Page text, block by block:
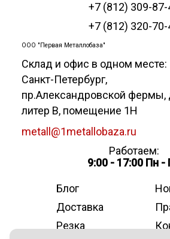
+7 (812) 309-
+7 (812) 320-
ООО "Первая Металлобаза"
Склад и офис в одном месте:
Санкт-Петербург,
пр.Александровской фермы,
литер В, помещение 1Н
metall@1metallobaza.ru
Работаем:
9:00 - 17:00 Пн -
Блог
Доставка
Резка